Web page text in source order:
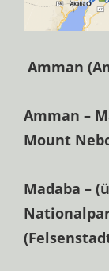
Amman
Amman –
Mount
Madaba –